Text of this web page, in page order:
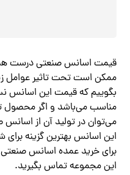
قیمت اسانس صنعتی درست
ممکن است تحت تاثیر عوامل
بگوییم که قیمت این اسانس
مناسب می‌باشد و اگر محصول
می‌توان در تولید آن از اسانس
این اسانس بهترین گزینه
برای خرید عمده اسانس
این مجموعه تماس بگیرید.